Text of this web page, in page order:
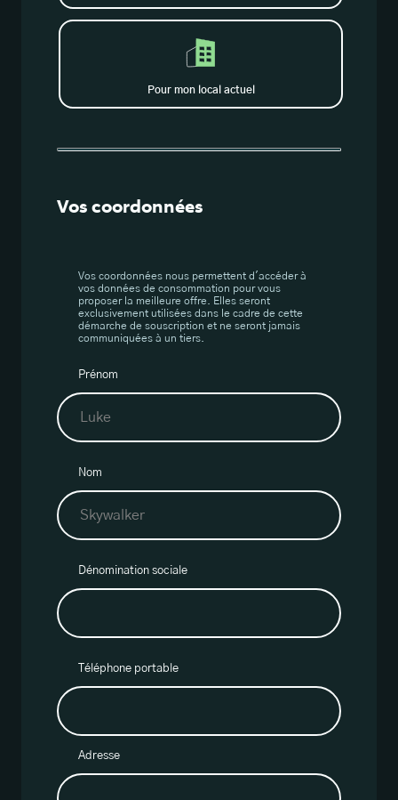
Pour mon local actuel
Vos coordonnées
Vos coordonnées nous permettent d'accéder à
vos données de consommation pour vous
proposer la meilleure offre. Elles seront
exclusivement utilisées dans le cadre de cette
démarche de souscription et ne seront jamais
communiquées à un tiers.
Prénom
Nom
Dénomination sociale
Téléphone portable
Adresse